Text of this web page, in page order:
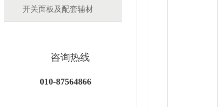
开关面板及配套辅材
咨询热线
010-87564866